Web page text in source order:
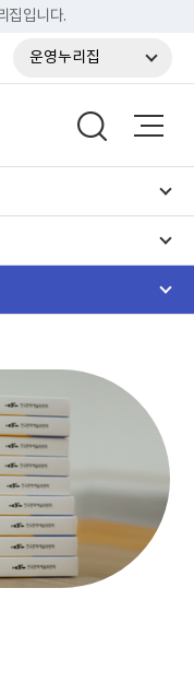
집입니다.
운영누리집